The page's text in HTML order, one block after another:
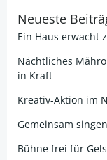
Neueste
Ein Haus erwacht
Nächtliches
in Kraft
Kreativ-Aktion im
Gemeinsam
Bühne frei für